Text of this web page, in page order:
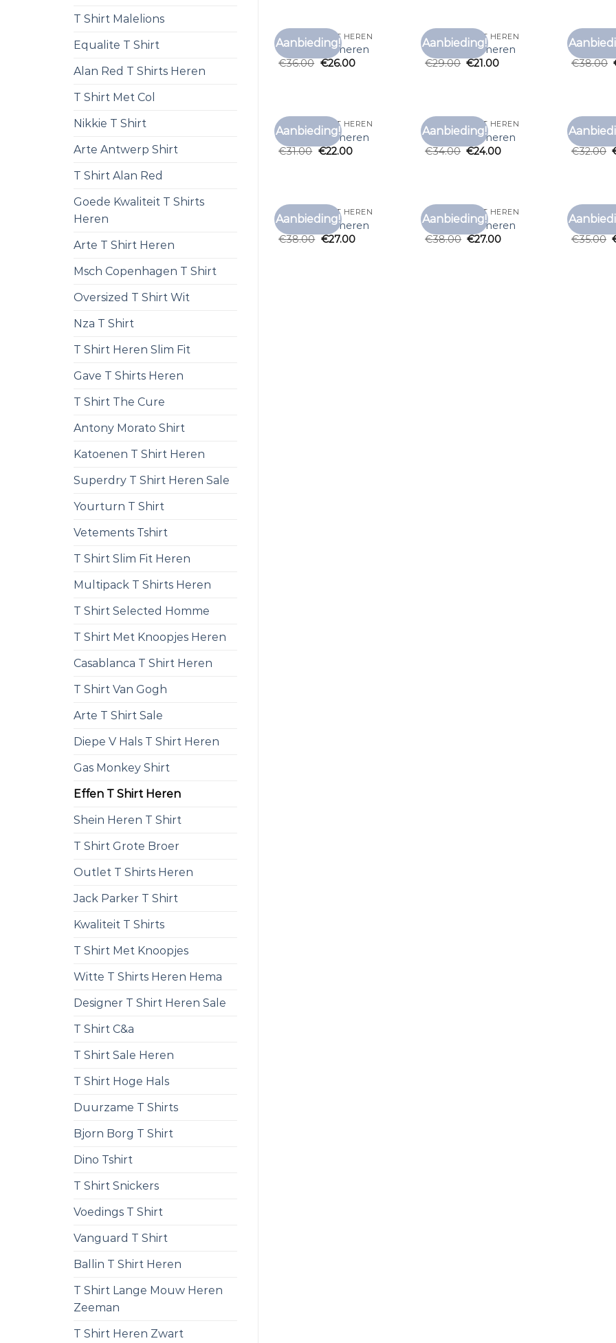
T Shirt Malelions
Equalite T Shirt
Alan Red T Shirts Heren
T Shirt Met Col
Nikkie T Shirt
Arte Antwerp Shirt
T Shirt Alan Red
Goede Kwaliteit T Shirts
Heren
Arte T Shirt Heren
Msch Copenhagen T Shirt
Oversized T Shirt Wit
Nza T Shirt
T Shirt Heren Slim Fit
Gave T Shirts Heren
T Shirt The Cure
Antony Morato Shirt
Katoenen T Shirt Heren
Superdry T Shirt Heren Sale
Yourturn T Shirt
Vetements Tshirt
T Shirt Slim Fit Heren
Multipack T Shirts Heren
T Shirt Selected Homme
T Shirt Met Knoopjes Heren
Casablanca T Shirt Heren
T Shirt Van Gogh
Arte T Shirt Sale
Diepe V Hals T Shirt Heren
Gas Monkey Shirt
Effen T Shirt Heren
Shein Heren T Shirt
T Shirt Grote Broer
Outlet T Shirts Heren
Jack Parker T Shirt
Kwaliteit T Shirts
T Shirt Met Knoopjes
Witte T Shirts Heren Hema
Designer T Shirt Heren Sale
T Shirt C&a
T Shirt Sale Heren
T Shirt Hoge Hals
Duurzame T Shirts
Bjorn Borg T Shirt
Dino Tshirt
T Shirt Snickers
Voedings T Shirt
Vanguard T Shirt
Ballin T Shirt Heren
T Shirt Lange Mouw Heren
Zeeman
T Shirt Heren Zwart
Aanbieding!
Toevoegen
EFFEN T SHIRT HEREN
effen t shirt heren
€36.00 €26.00
Aanbieding!
Toevoegen
EFFEN T SHIRT HEREN
effen t shirt heren
€29.00 €21.00
EFFEN T
effen t
€38.00
Aanbieding!
Toevoegen
EFFEN T SHIRT HEREN
effen t shirt heren
€31.00 €22.00
Aanbieding!
Toevoegen
EFFEN T SHIRT HEREN
effen t shirt heren
€34.00 €24.00
EFFEN T
effen t
€32.00
Aanbieding!
Toevoegen
EFFEN T SHIRT HEREN
effen t shirt heren
€38.00 €27.00
Aanbieding!
Toevoegen
EFFEN T SHIRT HEREN
effen t shirt heren
€38.00 €27.00
EFFEN T
effen t
€35.00